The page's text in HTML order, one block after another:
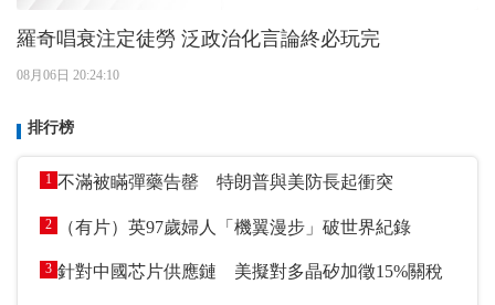
羅奇唱衰注定徒勞 泛政治化言論終必玩完
08月06日 20:24:10
排行榜
1 不滿被瞞彈藥告罄 特朗普與美防長起衝突
2 （有片）英97歲婦人「機翼漫步」破世界紀錄
3 針對中國芯片供應鏈 美擬對多晶矽加徵15%關稅